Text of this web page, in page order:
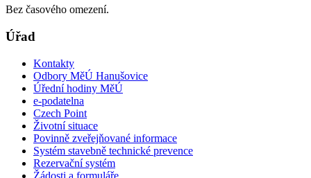
Bez časového omezení.
Úřad
Kontakty
Odbory MěÚ Hanušovice
Úřední hodiny MěÚ
e-podatelna
Czech Point
Životní situace
Povinně zveřejňované informace
Systém stavebně technické prevence
Rezervační systém
Žádosti a formuláře